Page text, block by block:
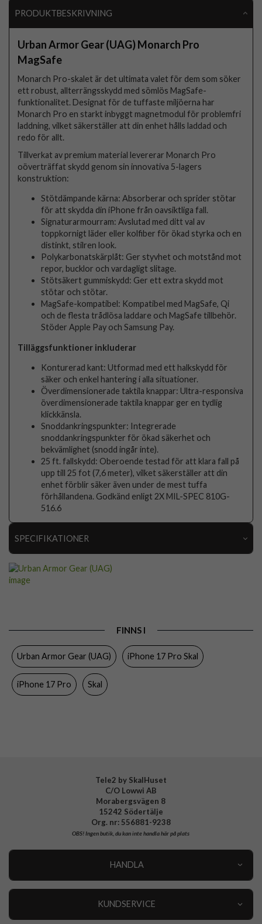
PRODUKTBESKRIVNING
Urban Armor Gear (UAG) Monarch Pro
MagSafe
Monarch Pro-skalet är det ultimata valet för dem som söker
ett robust, allterrängsskydd med sömlös MagSafe-
funktionalitet. Designat för de tuffaste miljöerna har
Monarch Pro en starkt inbyggt magnetmodul för problemfri
laddning, vilket säkerställer att din enhet hålls laddad och
redo för allt.
Tillverkat av premium material levererar Monarch Pro
oöverträffat skydd genom sin innovativa 5-lagers
konstruktion:
Stötdämpande kärna: Absorberar och sprider stötar
för att skydda din iPhone från oavsiktliga fall.
Signaturarmourram: Avslutad med ditt val av
toppkornigt läder eller kolfiber för ökad styrka och en
distinkt, stilren look.
Polykarbonatskärplåt: Ger styvhet och motstånd mot
repor, bucklor och vardagligt slitage.
Stötsäkert gummiskydd: Ger ett extra skydd mot
stötar och stötar.
MagSafe-kompatibel: Kompatibel med MagSafe, Qi
och de flesta trådlösa laddare och MagSafe tillbehör.
Stöder Apple Pay och Samsung Pay.
Tilläggsfunktioner inkluderar
Konturerad kant: Utformad med ett halkskydd för
säker och enkel hantering i alla situationer.
Överdimensionerade taktila knappar: Ultra-responsiva
överdimensionerade taktila knappar ger en tydlig
klickkänsla.
Snoddankringspunkter: Integrerade
snoddankringspunkter för ökad säkerhet och
bekvämlighet (snodd ingår inte).
25 ft. fallskydd: Oberoende testad för att klara fall på
upp till 25 fot (7,6 meter), vilket säkerställer att din
enhet förblir säker även under de mest tuffa
förhållandena. Godkänd enligt 2X MIL-SPEC 810G-
516.6
SPECIFIKATIONER
Artikelnummer
Passar till
MagSafe-kompatibel, Stöttålig
Färg
Material Hårdplast (PC), Mjukplast (TPU)
Varumärke
FINNS I
Urban Armor Gear (UAG) iPhone 17 Pro Skal
iPhone 17 Pro Skal
Tele2 by SkalHuset
C/O Lowwi AB
Morabergsvägen 8
15242 Södertälje
Org. nr: 556881-9238
OBS!Ingen butik, du kan inte handla här på plats
HANDLA
KUNDSERVICE